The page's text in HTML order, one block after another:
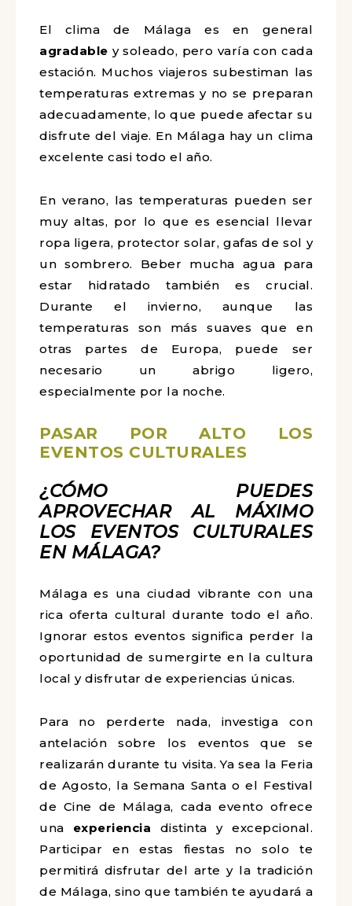
El clima de Málaga es en general
agradable y soleado, pero varía con cada
estación. Muchos viajeros subestiman las
temperaturas extremas y no se preparan
adecuadamente, lo que puede afectar su
disfrute del viaje. En Málaga hay un clima
excelente casi todo el año.
En verano, las temperaturas pueden ser
muy altas, por lo que es esencial llevar
ropa ligera, protector solar, gafas de sol y
un sombrero. Beber mucha agua para
estar hidratado también es crucial.
Durante el invierno, aunque las
temperaturas son más suaves que en
otras partes de Europa, puede ser
necesario un abrigo ligero,
especialmente por la noche.
PASAR POR ALTO LOS
EVENTOS CULTURALES
¿CÓMO PUEDES
APROVECHAR AL MÁXIMO
LOS EVENTOS CULTURALES
EN MÁLAGA?
Málaga es una ciudad vibrante con una
rica oferta cultural durante todo el año.
Ignorar estos eventos significa perder la
oportunidad de sumergirte en la cultura
local y disfrutar de experiencias únicas.
Para no perderte nada, investiga con
antelación sobre los eventos que se
realizarán durante tu visita. Ya sea la Feria
de Agosto, la Semana Santa o el Festival
de Cine de Málaga, cada evento ofrece
una experiencia distinta y excepcional.
Participar en estas fiestas no solo te
permitirá disfrutar del arte y la tradición
de Málaga, sino que también te ayudará a